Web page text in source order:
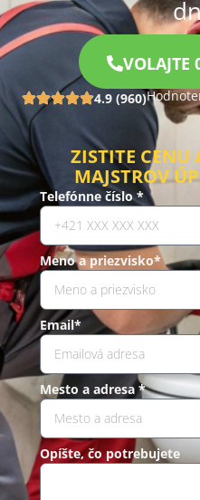
VOLAJTE
4.9 (960)
ZISTITE CENU
MAJSTROV
Telefónne číslo *
Meno a priezvisko*
Email*
Mesto a adresa *
Opíšte, čo potrebujete